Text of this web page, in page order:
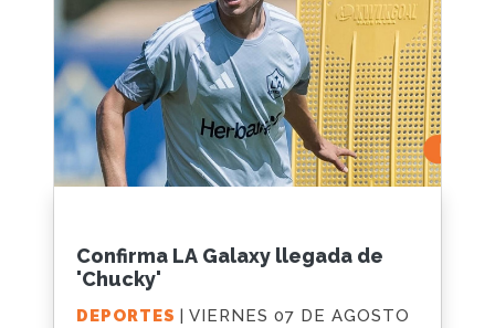
Confirma LA Galaxy llegada de
'Chucky'
DEPORTES | VIERNES 07 DE AGOSTO